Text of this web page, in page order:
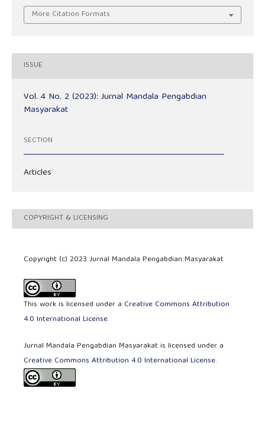
More Citation Formats
ISSUE
Vol. 4 No. 2 (2023): Jurnal Mandala Pengabdian
Masyarakat
SECTION
Articles
COPYRIGHT & LICENSING
Copyright (c) 2023 Jurnal Mandala Pengabdian Masyarakat
This work is licensed under a Creative Commons Attribution
4.0 International License.
Jurnal Mandala Pengabdian Masyarakat is licensed under a
Creative Commons Attribution 4.0 International License.